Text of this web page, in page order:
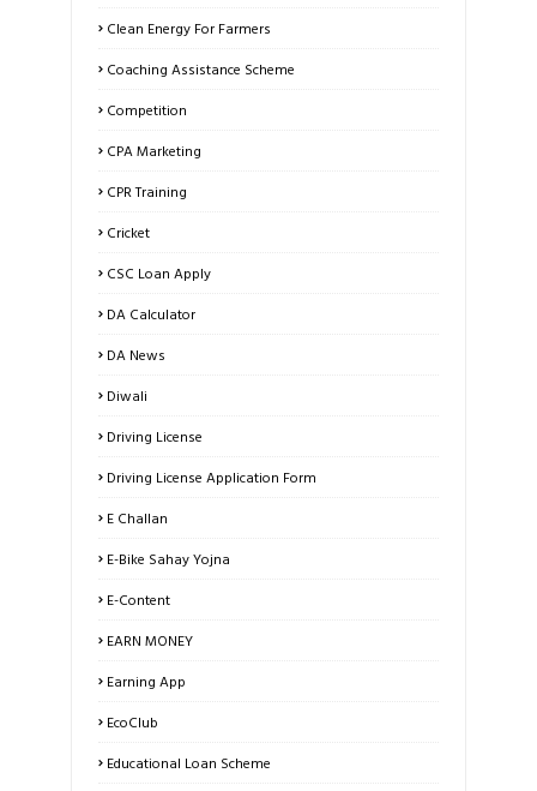
Clean Energy For Farmers
Coaching Assistance Scheme
Competition
CPA Marketing
CPR Training
Cricket
CSC Loan Apply
DA Calculator
DA News
Diwali
Driving License
Driving License Application Form
E Challan
E-Bike Sahay Yojna
E-Content
EARN MONEY
Earning App
EcoClub
Educational Loan Scheme